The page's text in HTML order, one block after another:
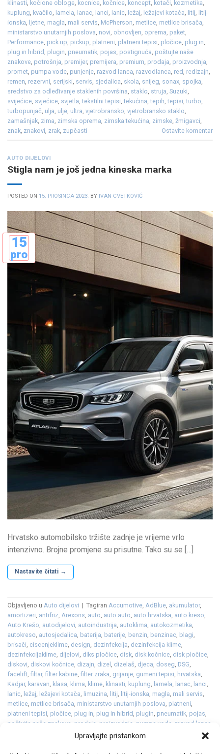
Upravljajte pristankom
klinasti, kočione obloge, kocnice, kočnice, koncept, kotači, kozmetika,
kuplung, kvačilo, lamela, lanac, lanci, lanic, ležaj, ležajevi kotača, litij, litij-
ionska, ljetne, magla, mali servis, McPherson, metlice, metlice brisača,
ministarstvo unutarnjih poslova, novi, obnovljen, oprema, paket,
Performance, pick up, pickup, platneni, platneni tepisi, pločice, plug in,
plug in hibrid, plugin, pneumatik, pojas, postignuća, poštujte naše
znakove, potrošnja, premijer, premijera, premium, prodaja, proizvodnja,
promet, pumpa vode, punjenje, razvod lanca, razvodlanca, red, redizajn,
remen, rezervni, serijski, servis, sjedalica, skola, snijeg, sonax, spojka,
sredstvo za odleđivanje staklenih površina, staklo, struja, Suzuki,
svijećice, svjećice, svjetla,tekstilni tepisi,tekućina,tepih,tepisi,turbo,
turbopunjač, ulja, ulje, ultra, vjetrobransko, vjetrobransko staklo,
zamašnjak, zima, zimska oprema, zimska tekućina, zimske, žmigavci,
znak, znakovi, zrak, zupčasti Ostavite komentar
AUTO DIJELOVI
Stigla nam je još jedna kineska marka
POSTED ON 15. PROSINCA 2023. BY IVAN CVETKOVIĆ
15
pro
Hrvatsko automobilsko tržište zadnje je vrijeme vrlo
intenzivno. Brojne promjene su prisutne. Tako su se […]
Nastavite čitati →
Objavljeno u Auto dijelovi | Tagiran Accumotive, AdBlue, akumulator,
amortizeri, antifriz, Arexons, auto, auto auto, auto hrvatska, auto kreso,
Auto Krešo, autodijelovi, autoindustrija, autoklima, autokozmetika,
autokreso, autosjedalica, baterija, baterije, benzin, benzinac, blagi,
brisači, ciscenjeklime, design, dezinfekcija, dezinfekcija klime,
dezinfekcijaklime, dijelovi, diks pločice, disk, disk kočnice, disk pločice,
diskovi, diskovi kočnice, dizajn, dizel , dizelaš, djeca, doseg, DSG,
facelift,filtar,filter kabine,filter zraka, grijanje, gumeni tepisi, hrvatska,
Kadjar, karavan, klasa, klima, klime, klinasti, kuplung, lamela, lanac, lanci,
lanic, ležaj, ležajevi kotača, limuzina, litij, litij-ionska, magla, mali servis,
metlice, metlice brisača, ministarstvo unutarnjih poslova, platneni,
platneni tepisi, pločice, plug in, plug in hibrid, plugin, pneumatik, pojas,
poštujte naše znakove prodaja proizvodnja pumpa vode razvod lanca
rezervni,sedan,serijski,servis
slavne